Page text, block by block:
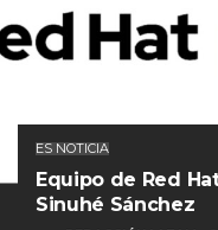
ES NOTICIA
Equipo de Red
Sinuhé Sánchez